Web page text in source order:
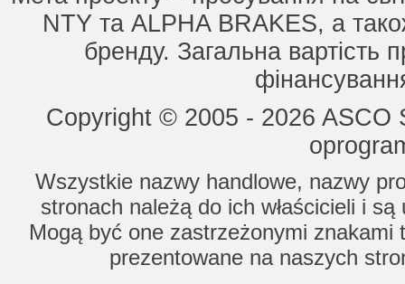
NTY та ALPHA BRAKES, а
бренду. Загальна вартість
Copyright © 2005 - 2026
Wszystkie nazwy handlowe, nazwy
stronach należą do ich właścicieli i
Mogą być one zastrzeżonymi znakami
prezentowane na naszych